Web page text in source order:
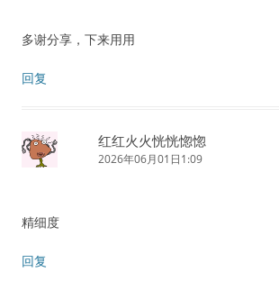
多谢分享，下来用用
回复
红红火火恍恍惚惚
2026年06月01日1:09
精细度
回复